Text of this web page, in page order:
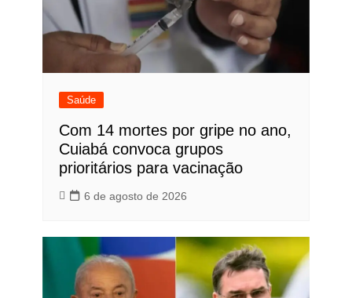
Saúde
Com 14 mortes por gripe no ano,
Cuiabá convoca grupos
prioritários para vacinação
6 de agosto de 2026